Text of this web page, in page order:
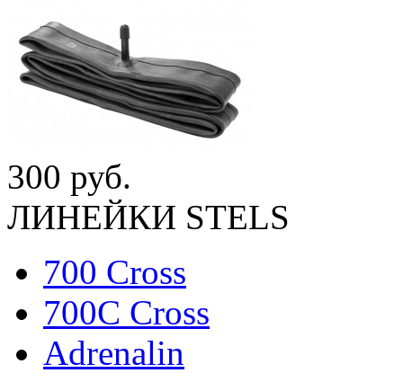
300 руб.
ЛИНЕЙКИ STELS
700 Cross
700C Cross
Adrenalin